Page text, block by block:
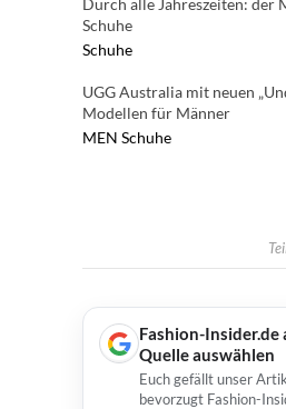
Durch alle Jahreszeiten: der
Schuhe
Schuhe
UGG Australia mit neuen
Modellen für Männer
MEN Schuhe
Fashion-Insider.de
Quelle auswählen
Euch gefällt unser
bevorzugt Fashion-